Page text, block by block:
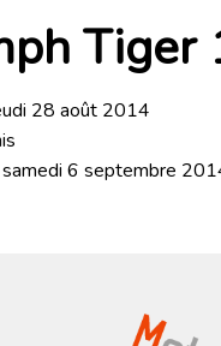
Tiger
28 août 2014
6 septembre